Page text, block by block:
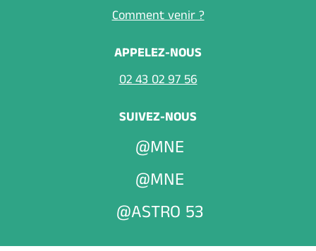
Comment venir ?
APPELEZ-NOUS
02 43 02 97 56
SUIVEZ-NOUS
@MNE
@MNE
@ASTRO 53